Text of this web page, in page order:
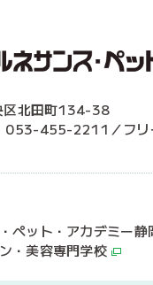
区北田町134-38
455-2211／フ
ペット・アカデミー静
・美容専門学校